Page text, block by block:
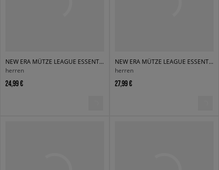
NEW ERA MÜTZE LEAGUE ESSENTIAL 9FORTY NYY KHAKI NEW YORK YAN
herren
24,99 €
NEW ERA MÜTZE LEAGUE ESSENTIAL 9FORTY NYY PURPLE NEW YORK YA
herren
27,99 €